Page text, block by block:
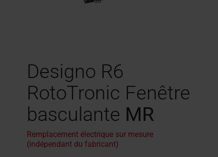
Designo R6
RotoTronic Fenêtre
basculante MR
Remplacement électrique sur mesure
(indépendant du fabricant)